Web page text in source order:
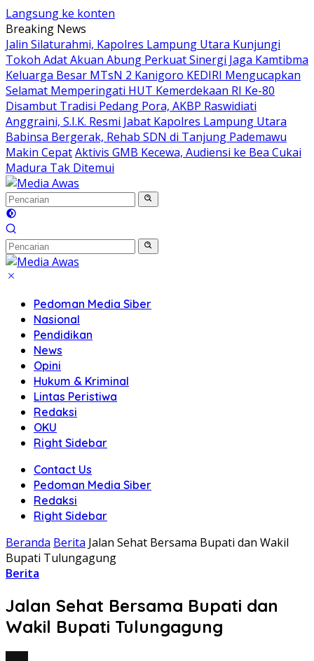
Langsung ke konten
Breaking News
Jalin Silaturahmi, Kapolres Lampung Utara Kunjungi
Tokoh Adat Akuan Abung Perkuat Sinergi Jaga Kamtibma
Keluarga Besar MTsN 2 Kanigoro KEDIRI Mengucapkan
Selamat Memperingati HUT Kemerdekaan RI Ke-80
Disambut Tradisi Pedang Pora, AKBP Raswidiati
Anggraini, S.I.K. Resmi Jabat Kapolres Lampung Utara
Babinsa Bergerak, Rehab SDN di Tanjung Pademawu
Makin CepatAktivis GMB Kecewa, Audiensi ke Bea Cukai
Madura Tak Ditemui
Pedoman Media Siber
Nasional
Pendidikan
News
Opini
Hukum & Kriminal
Lintas Peristiwa
Redaksi
OKU
Right Sidebar
Contact Us
Pedoman Media Siber
Redaksi
Right Sidebar
Beranda Berita Jalan Sehat Bersama Bupati dan Wakil
Bupati Tulungagung
Berita
Jalan Sehat Bersama Bupati dan
Wakil Bupati Tulungagung